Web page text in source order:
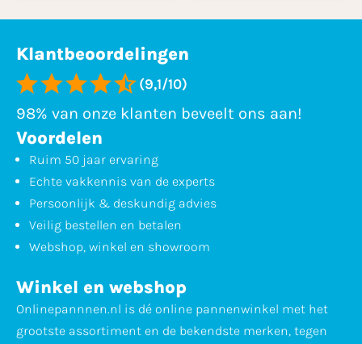
Klantbeoordelingen
(9,1/10)
98% van onze klanten beveelt ons aan!
Voordelen
Ruim 50 jaar ervaring
Echte vakkennis van de experts
Persoonlijk & deskundig advies
Veilig bestellen en betalen
Webshop, winkel en showroom
Winkel en webshop
Onlinepannnen.nl is dé online pannenwinkel met het
grootste assortiment en de bekendste merken, tegen